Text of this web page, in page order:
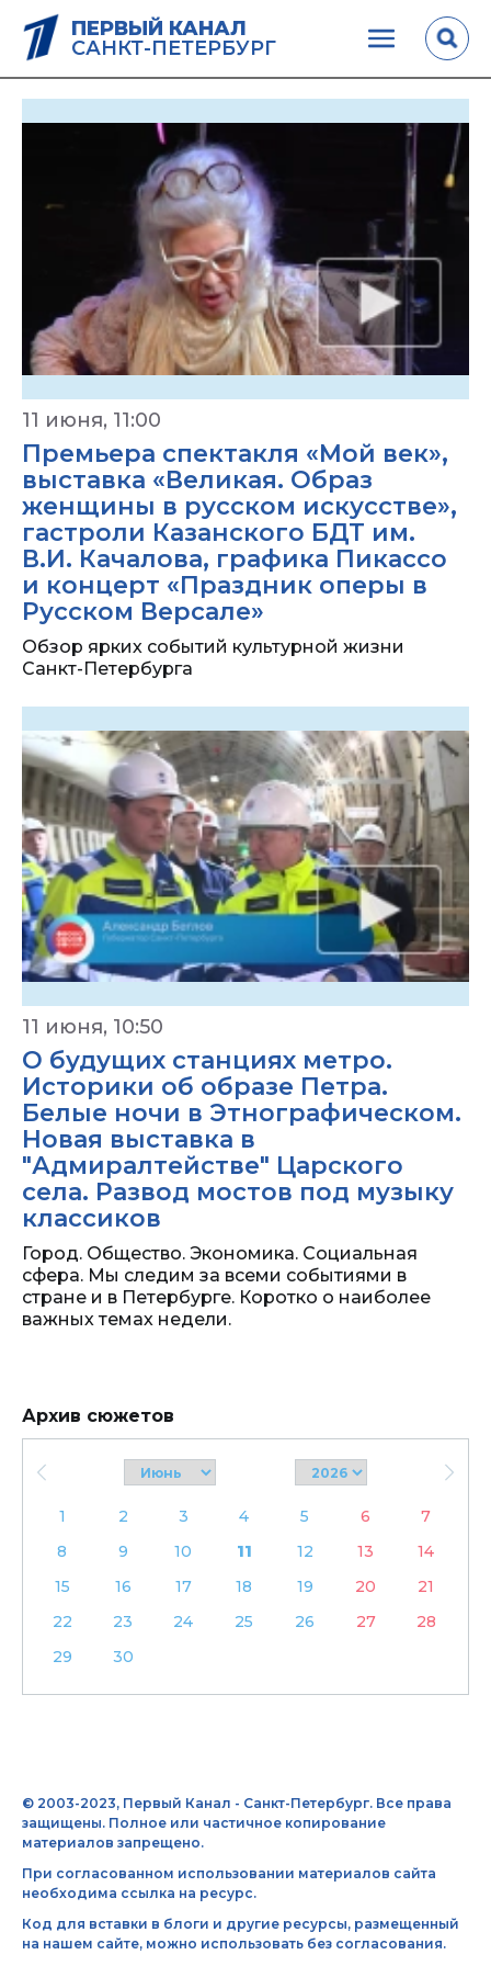
ПЕРВЫЙ КАНАЛ
САНКТ-ПЕТЕРБУРГ
11 июня, 11:00
Премьера спектакля «Мой век»,
выставка «Великая. Образ
женщины в русском искусстве»,
гастроли Казанского БДТ им.
В.И. Качалова, графика Пикассо
и концерт «Праздник оперы в
Русском Версале»
Обзор ярких событий культурной жизни
Санкт-Петербурга
11 июня, 10:50
О будущих станциях метро.
Историки об образе Петра.
Белые ночи в Этнографическом.
Новая выставка в
"Адмиралтействе" Царского
села. Развод мостов под музыку
классиков
Город. Общество. Экономика. Социальная
сфера. Мы следим за всеми событиями в
стране и в Петербурге. Коротко о наиболее
важных темах недели.
Архив сюжетов
1 2 3 4 5 6
7
8
9 10 11 12 13
14
15
16 17 18 19 20
21
22
23 24 25 26 27
28
29
30
© 2003-2023, Первый Канал - Санкт-Петербург. Все права
защищены. Полное или частичное копирование
материалов запрещено.
При согласованном использовании материалов сайта
необходима ссылка на ресурс.
Код для вставки в блоги и другие ресурсы, размещенный
на нашем сайте, можно использовать без согласования.